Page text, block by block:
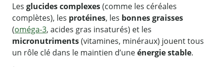
Les glucides complexes(comme les céréales
complètes), les protéines, les bonnes graisses
(oméga-3, acides gras insaturés) et les
micronutriments(vitamines, minéraux) jouent tous
un rôle clé dans le maintien d’uneénergie stable.